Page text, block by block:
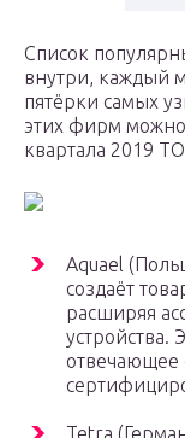
Список
внутри, каждый
пятёрки самых
этих фирм можно
квартала 2019
Aquael
создаёт
расширяя
устройства.
отвечающее
Tetra